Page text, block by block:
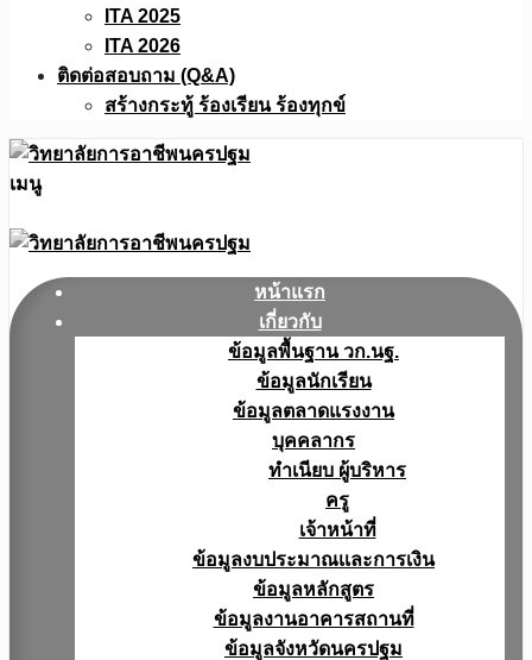
ITA 2025
ITA 2026
ติดต่อสอบถาม (Q&A)
สร้างกระทู้ ร้องเรียน ร้องทุกข์
เมนู
หน้าแรก
เกี่ยวกับ
ข้อมูลพื้นฐาน วก.นฐ.
ข้อมูลนักเรียน
ข้อมูลตลาดแรงงาน
บุคคลากร
ทำเนียบ ผู้บริหาร
ครู
เจ้าหน้าที่
ข้อมูลงบประมาณเเละการเงิน
ข้อมูลหลักสูตร
ข้อมูลงานอาคารสถานที่
ข้อมูลจังหวัดนครปฐม